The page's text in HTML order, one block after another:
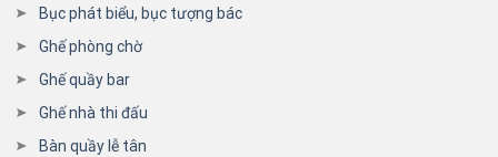
Bục phát biểu, bục tượng bác
Ghế phòng chờ
Ghế quầy bar
Ghế nhà thi đấu
Bàn quầy lễ tân